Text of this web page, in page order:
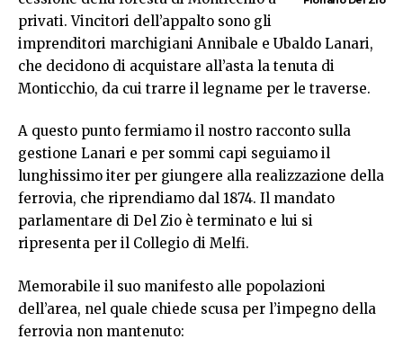
privati. Vincitori dell’appalto sono gli
imprenditori marchigiani Annibale e Ubaldo Lanari,
che decidono di acquistare all’asta la tenuta di
Monticchio, da cui trarre il legname per le traverse.
A questo punto fermiamo il nostro racconto sulla
gestione Lanari e per sommi capi seguiamo il
lunghissimo iter per giungere alla realizzazione della
ferrovia, che riprendiamo dal 1874. Il mandato
parlamentare di Del Zio è terminato e lui si
ripresenta per il Collegio di Melfi.
Memorabile il suo manifesto alle popolazioni
dell’area, nel quale chiede scusa per l’impegno della
ferrovia non mantenuto: